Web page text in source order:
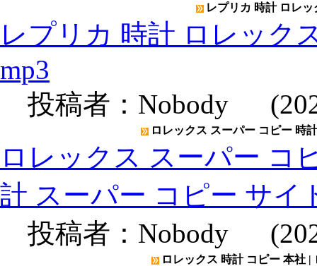
レプリカ 時計 ロレ
レプリカ 時計 ロレック
mp3
投稿者： Nobody
ロレックス スーパー コピー 時
ロレックス スーパー コ
計 スーパー コピー サイ
投稿者： Nobody
ロレックス 時計 コピー 本社